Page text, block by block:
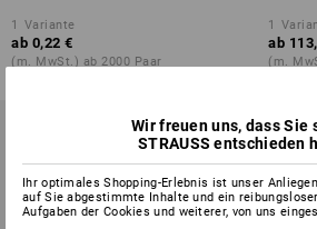
1 Variante
ab 0,22 €
(m. MwSt.) ab 2000 Paar
1
ab
(m.
Wir freuen uns, dass Sie
STRAUSS entschieden
Ihr optimales Shopping-Erlebnis ist unser
auf Sie abgestimmte Inhalte und ein
Aufgaben der Cookies und weiterer, von uns